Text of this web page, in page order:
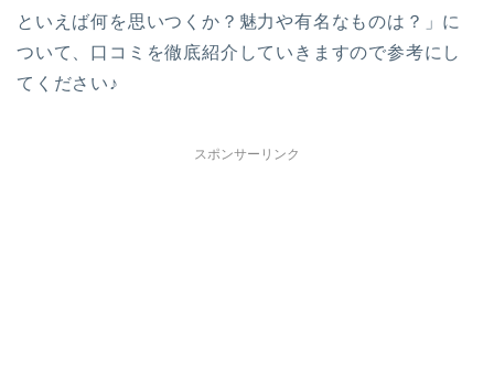
といえば何を思いつくか？魅力や有名なものは？」に
ついて、口コミを徹底紹介していきますので参考にし
てください♪
スポンサーリンク